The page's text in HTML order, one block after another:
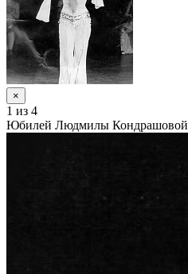
×
1 из 4
Юбилей Людмилы Кондрашовой